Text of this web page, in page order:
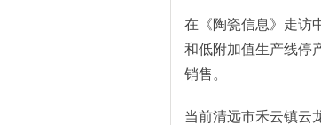
在《陶瓷信息》走访
和低附加值生产线停
销售。
当前清远市禾云镇云